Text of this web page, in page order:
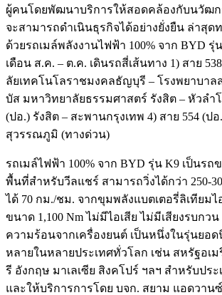
ผู้คนโดยพัฒนาบริการให้สอดคล้องกับนวัฒก
จะสามารถดำเนินธุรกิจได้อย่างยั่งยืน ล่าสุด
ด้วยรถเมล์พลังงานไฟฟ้า 100% จาก BYD รุ่
เดือน ส.ค. – ต.ค. เดินรถสี่เส้นทาง 1) สาย
ลัยเทคโนโลราชมงคลธัญบุรี – โรงพยาบาล
บัส มหาวิทยาลัยธรรมศาสตร์ รังสิต – หัวลำโ
(ปอ.) รังสิต – สะพานกรุงเทพ 4) สาย 554 (ป
สุวรรณภูมิ (ทางด่วน)
รถเมล์ไฟฟ้า 100% จาก BYD รุ่น K9 เป็นร
พื้นที่สำหรับวีลแชร์ สามารถวิ่งได้กว่า 250-
ได้ 70 กม./ชม. จากขุมพลังแบตเตอรี่ลิเทียม
ขนาด 1,100 Nm ไม่มีไอเสีย ไม่มีเสียงรบกว
ความร้อนจากเครื่องยนต์ เป็นหนึ่งในรุ่นยอ
หลายในหลายประเทศทั่วโลก เช่น สหรัฐอเม
รี อังกฤษ มาเลเซีย สิงคโปร์ ฯลฯ สำหรับปร
และให้บริการการโดย บจก. สยาม แอดวาน